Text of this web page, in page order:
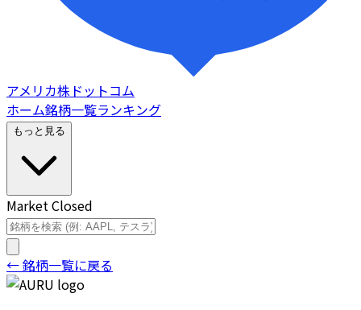
アメリカ株ドットコム
ホーム銘柄一覧ランキング
もっと見る
Market Closed
← 銘柄一覧に戻る